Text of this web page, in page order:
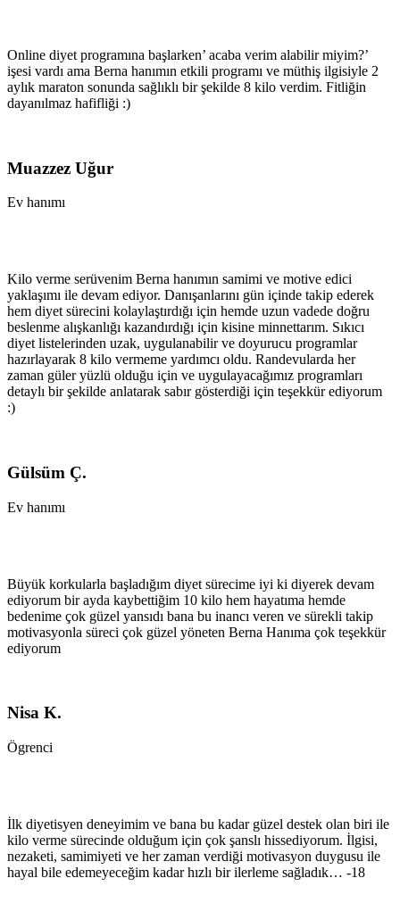
Online diyet programına başlarken’ acaba verim alabilir miyim?’
işesi vardı ama Berna hanımın etkili programı ve müthiş ilgisiyle 2
aylık maraton sonunda sağlıklı bir şekilde 8 kilo verdim. Fitliğin
dayanılmaz hafifliği :)
Muazzez Uğur
Ev hanımı
Kilo verme serüvenim Berna hanımın samimi ve motive edici
yaklaşımı ile devam ediyor. Danışanlarını gün içinde takip ederek
hem diyet sürecini kolaylaştırdığı için hemde uzun vadede doğru
beslenme alışkanlığı kazandırdığı için kisine minnettarım. Sıkıcı
diyet listelerinden uzak, uygulanabilir ve doyurucu programlar
hazırlayarak 8 kilo vermeme yardımcı oldu. Randevularda her
zaman güler yüzlü olduğu için ve uygulayacağımız programları
detaylı bir şekilde anlatarak sabır gösterdiği için teşekkür ediyorum
:)
Gülsüm Ç.
Ev hanımı
Büyük korkularla başladığım diyet sürecime iyi ki diyerek devam
ediyorum bir ayda kaybettiğim 10 kilo hem hayatıma hemde
bedenime çok güzel yansıdı bana bu inancı veren ve sürekli takip
motivasyonla süreci çok güzel yöneten Berna Hanıma çok teşekkür
ediyorum
Nisa K.
Ögrenci
İlk diyetisyen deneyimim ve bana bu kadar güzel destek olan biri ile
kilo verme sürecinde olduğum için çok şanslı hissediyorum. İlgisi,
nezaketi, samimiyeti ve her zaman verdiği motivasyon duygusu ile
hayal bile edemeyeceğim kadar hızlı bir ilerleme sağladık… -18